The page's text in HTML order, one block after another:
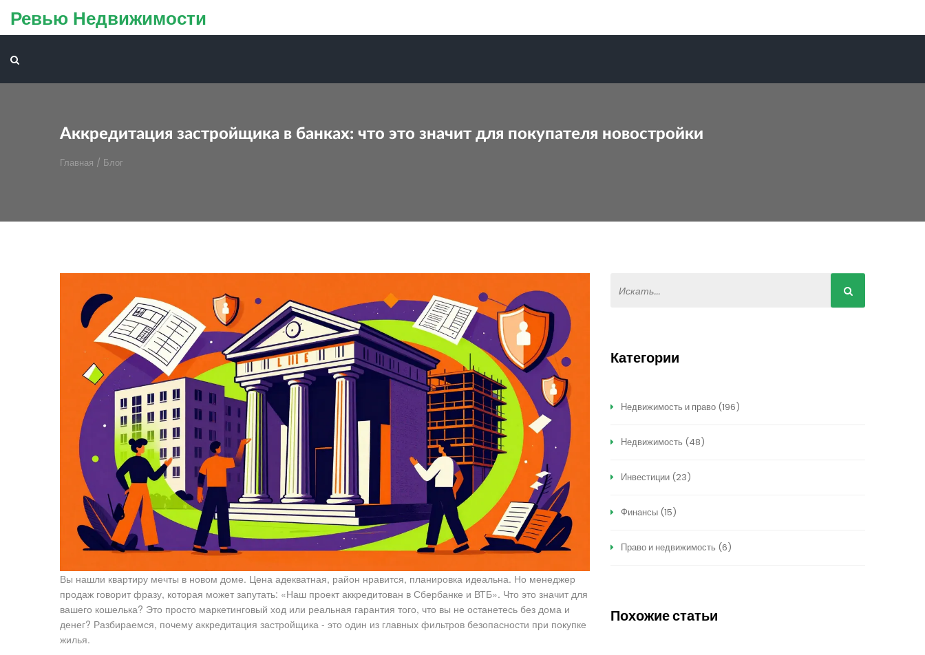
Ревью Недвижимости
Аккредитация застройщика в банках: что это значит для покупателя новостройки
Главная / Блог
Вы нашли квартиру мечты в новом доме. Цена адекватная, район нравится, планировка идеальна. Но менеджер
продаж говорит фразу, которая может запутать: «Наш проект аккредитован в Сбербанке и ВТБ». Что это значит для
вашего кошелька? Это просто маркетинговый ход или реальная гарантия того, что вы не останетесь без дома и
денег? Разбираемся, почему аккредитация застройщика - это один из главных фильтров безопасности при покупке
жилья.
Категории
Недвижимость и право (196)
Недвижимость (48)
Инвестиции (23)
Финансы (15)
Право и недвижимость (6)
Похожие статьи